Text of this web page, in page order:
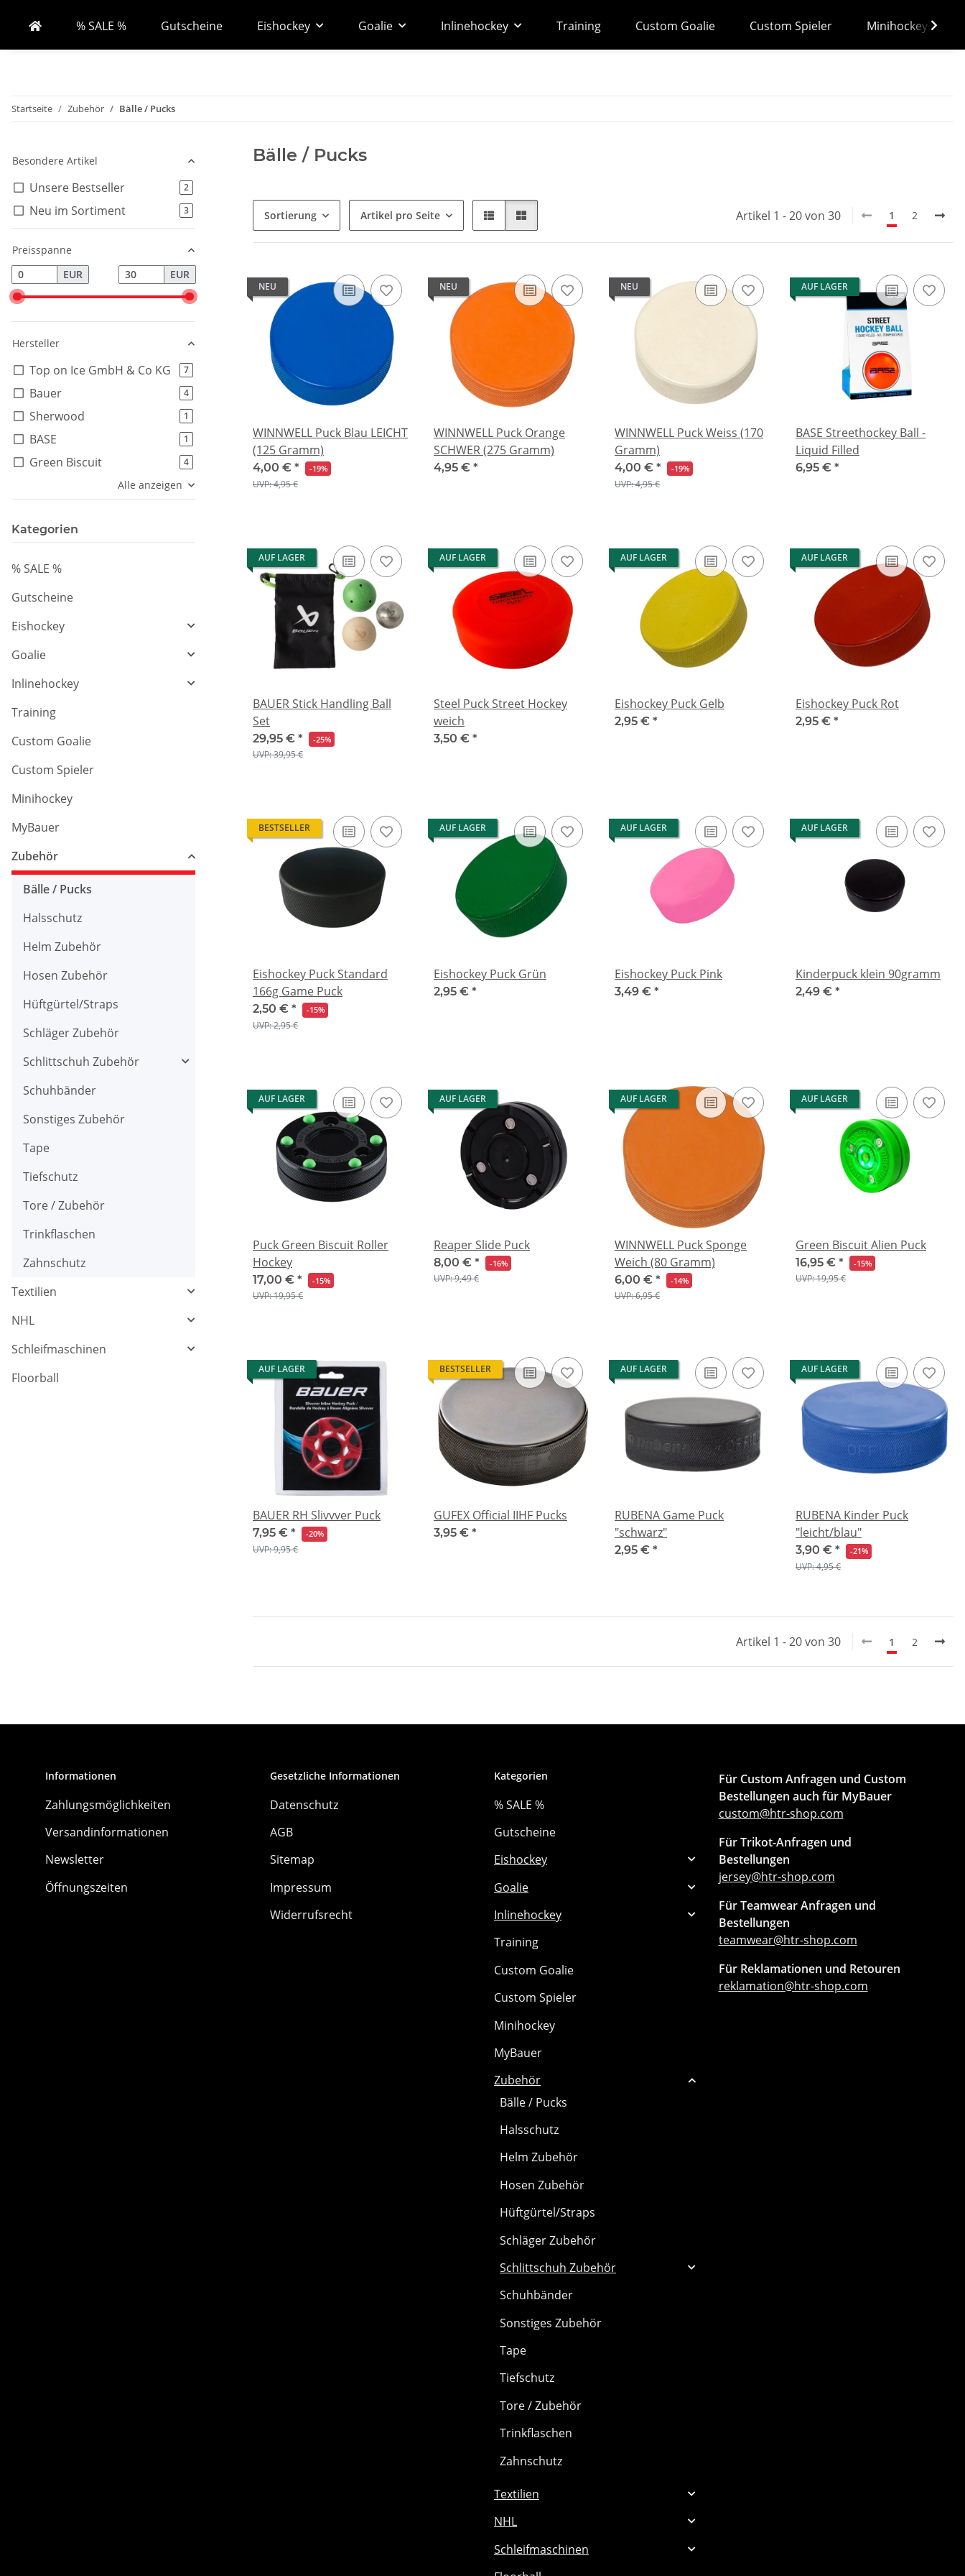
% SALE % Gutscheine Eishockey Goalie Inlinehockey Training Custom Goalie Custom Spieler Minihockey
Startseite Zubehör Bälle / Pucks
Bälle / Pucks
Sortierung Artikel pro Seite Artikel 1 - 20 von 30 1 2
NEU
WINNWELL Puck Blau LEICHT
(125 Gramm)
4,00 € * -19%
UVP: 4,95 €
NEU
WINNWELL Puck Orange
SCHWER (275 Gramm)
4,95 € *
NEU
WINNWELL Puck Weiss (170
Gramm)
4,00 € * -19%
UVP: 4,95 €
AUF LAGER
BASE Streethockey Ball -
Liquid Filled
6,95 € *
AUF LAGER
BAUER Stick Handling Ball
Set
29,95 € * -25%
UVP: 39,95 €
AUF LAGER
Steel Puck Street Hockey
weich
3,50 € *
AUF LAGER
Eishockey Puck Gelb
2,95 € *
AUF LAGER
Eishockey Puck Rot
2,95 € *
BESTSELLER
Eishockey Puck Standard
166g Game Puck
2,50 € * -15%
UVP: 2,95 €
AUF LAGER
Eishockey Puck Grün
2,95 € *
AUF LAGER
Eishockey Puck Pink
3,49 € *
AUF LAGER
Kinderpuck klein 90gramm
2,49 € *
AUF LAGER
Puck Green Biscuit Roller
Hockey
17,00 € * -15%
UVP: 19,95 €
AUF LAGER
Reaper Slide Puck
8,00 € * -16%
UVP: 9,49 €
AUF LAGER
WINNWELL Puck Sponge
Weich (80 Gramm)
6,00 € * -14%
UVP: 6,95 €
AUF LAGER
Green Biscuit Alien Puck
16,95 € * -15%
UVP: 19,95 €
AUF LAGER
BAUER RH Slivvver Puck
7,95 € * -20%
UVP: 9,95 €
BESTSELLER
GUFEX Official IIHF Pucks
3,95 € *
AUF LAGER
RUBENA Game Puck
"schwarz"
2,95 € *
AUF LAGER
RUBENA Kinder Puck
"leicht/blau"
3,90 € * -21%
UVP: 4,95 €
Artikel 1 - 20 von 30 1 2
Besondere Artikel
Unsere Bestseller 2
Neu im Sortiment 3Artikel gefunden
Preisspanne
EUR
EUR
Hersteller
Top on Ice GmbH & Co KG 7Artikel gefunden
Bauer 4Artikel gefunden
Sherwood 1
BASE 1 Artikel gefunden
Green Biscuit 4Artikel gefunden
Alle anzeigen
Kategorien
% SALE %
Gutscheine
Eishockey
Goalie
Inlinehockey
Training
Custom Goalie
Custom Spieler
Minihockey
MyBauer
Zubehör
Bälle / Pucks
Halsschutz
Helm Zubehör
Hosen Zubehör
Hüftgürtel/Straps
Schläger Zubehör
Schlittschuh Zubehör
Schuhbänder
Sonstiges Zubehör
Tape
Tiefschutz
Tore / Zubehör
Trinkflaschen
Zahnschutz
Textilien
NHL
Schleifmaschinen
Floorball
Informationen
Zahlungsmöglichkeiten
Versandinformationen
Newsletter
Öffnungszeiten
Gesetzliche Informationen
Datenschutz
AGB
Sitemap
Impressum
Widerrufsrecht
Kategorien
% SALE %
Gutscheine
Eishockey
Goalie
Inlinehockey
Training
Custom Goalie
Custom Spieler
Minihockey
MyBauer
Zubehör
Bälle / Pucks
Halsschutz
Helm Zubehör
Hosen Zubehör
Hüftgürtel/Straps
Schläger Zubehör
Schlittschuh Zubehör
Schuhbänder
Sonstiges Zubehör
Tape
Tiefschutz
Tore / Zubehör
Trinkflaschen
Zahnschutz
Textilien
NHL
Schleifmaschinen
Für Custom Anfragen und Custom
Bestellungen auch für MyBauer
custom@htr-shop.com
Für Trikot-Anfragen und
Bestellungen
jersey@htr-shop.com
Für Teamwear Anfragen und
Bestellungen
teamwear@htr-shop.com
Für Reklamationen und Retouren
reklamation@htr-shop.com